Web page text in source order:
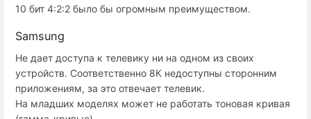
10 бит 4:2:2 было бы огромным преимуществом.
Samsung
Не дает доступа к телевику ни на одном из своих
устройств. Соответственно 8К недоступны сторонним
приложениям, за это отвечает телевик.
На младших моделях может не работать тоновая кривая